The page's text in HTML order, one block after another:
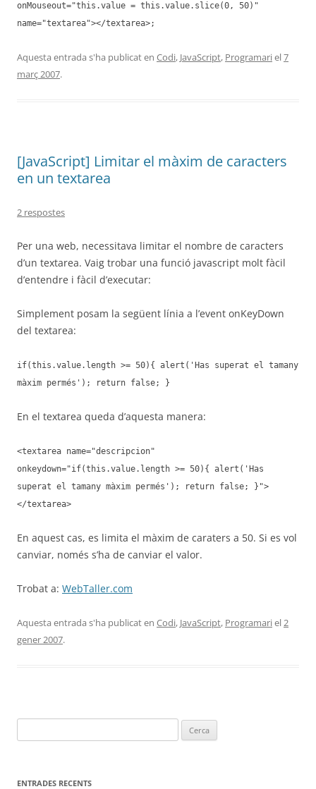
onMouseout="this.value = this.value.slice(0, 50)"
name="textarea"></textarea>;
Aquesta entrada s'ha publicat en Codi, JavaScript, Programariel7
març 2007.
[JavaScript] Limitar el màxim de caracters
en un textarea
2 respostes
Per una web, necessitava limitar el nombre de caracters
d’un textarea. Vaig trobar una funció javascript molt fàcil
d’entendre i fàcil d’executar:
Simplement posam la següent línia a l’event onKeyDown
del textarea:
if(this.value.length >= 50){ alert('Has superat el tamany
màxim permés'); return false; }
En el textarea queda d’aquesta manera:
<textarea name="descripcion"
onkeydown="if(this.value.length >= 50){ alert('Has
superat el tamany màxim permés'); return false; }">
</textarea>
En aquest cas, es limita el màxim de caraters a 50. Si es vol
canviar, només s’ha de canviar el valor.
Trobat a: WebTaller.com
Aquesta entrada s'ha publicat en Codi, JavaScript, Programariel2
gener 2007.
ENTRADES RECENTS